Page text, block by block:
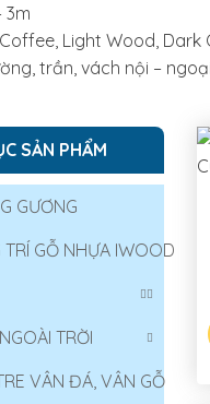
3m
Light Wood, Dark
trần, vách nội –
SẢN PHẨM
GƯƠNG
TRÍ GỖ NHỰA IWOOD
TRỜI
VÂN ĐÁ, VÂN GỖ